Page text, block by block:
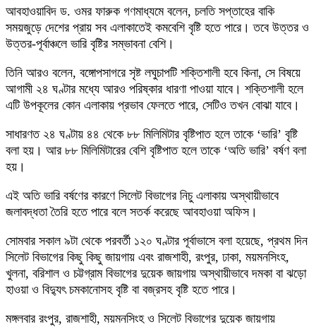
আবহাওয়াবিদ ড. ওমর ফারুক গণমাধ্যমে বলেন, চলতি সপ্তাহের বাকি
সময়জুড়ে দেশের প্রায় সব এলাকাতেই কমবেশি বৃষ্টি হতে পারে। তবে উত্তর ও
উত্তর-পূর্বাঞ্চলে ভারি বৃষ্টির সম্ভাবনা বেশি।
তিনি আরও বলেন, বঙ্গোপসাগরে সৃষ্ট লঘুচাপটি শক্তিশালী হবে কিনা, সে বিষয়ে
আগামী ২৪ ঘণ্টার মধ্যে আরও পরিষ্কার ধারণা পাওয়া যাবে। শক্তিশালী হলে
এটি উপকূলের কোন এলাকায় প্রভাব ফেলতে পারে, সেটিও তখন বোঝা যাবে।
সাধারণত ২৪ ঘণ্টায় ৪৪ থেকে ৮৮ মিলিমিটার বৃষ্টিপাত হলে তাকে ‘ভারি’ বৃষ্টি
বলা হয়। আর ৮৮ মিলিমিটারের বেশি বৃষ্টিপাত হলে তাকে ‘অতি ভারি’ বর্ষণ বলা
হয়।
এই অতি ভারি বর্ষণের কারণে সিলেট বিভাগের নিচু এলাকায় অস্থায়ীভাবে
জলাবদ্ধতা তৈরি হতে পারে বলে সতর্ক করেছে আবহাওয়া অফিস।
সোমবার সকাল ৯টা থেকে পরবর্তী ১২০ ঘণ্টার পূর্বাভাসে বলা হয়েছে, প্রথম দিন
সিলেট বিভাগের কিছু কিছু জায়গায় এবং রাজশাহী, রংপুর, ঢাকা, ময়মনসিংহ,
খুলনা, বরিশাল ও চট্টগ্রাম বিভাগের দুয়েক জায়গায় অস্থায়ীভাবে দমকা বা ঝড়ো
হাওয়া ও বিদ্যুৎ চমকানোসহ বৃষ্টি বা বজ্রসহ বৃষ্টি হতে পারে।
মঙ্গলবার রংপুর, রাজশাহী, ময়মনসিংহ ও সিলেট বিভাগের দুয়েক জায়গায়